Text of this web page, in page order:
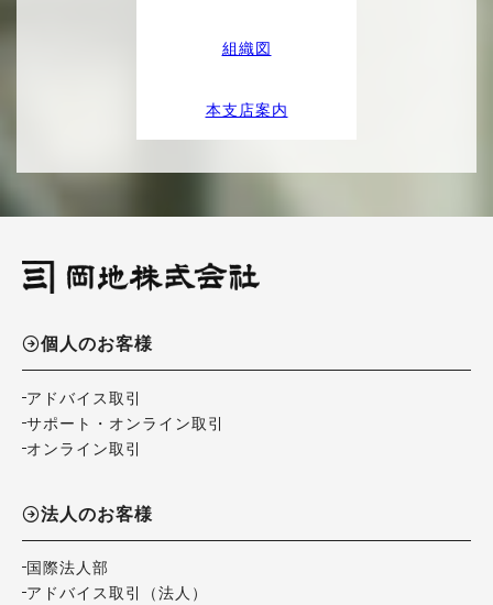
組織図
本支店案内
個人のお客様
アドバイス取引
サポート・オンライン取引
オンライン取引
法人のお客様
国際法人部
アドバイス取引（法人）